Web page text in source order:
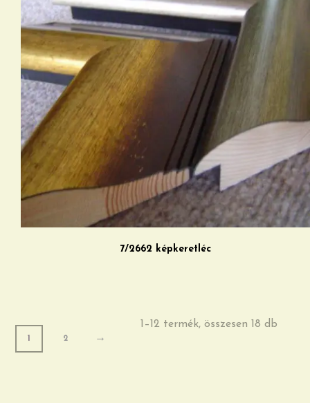
7/2662 képkeretléc
2 →
1–12 termék, összesen 18 db